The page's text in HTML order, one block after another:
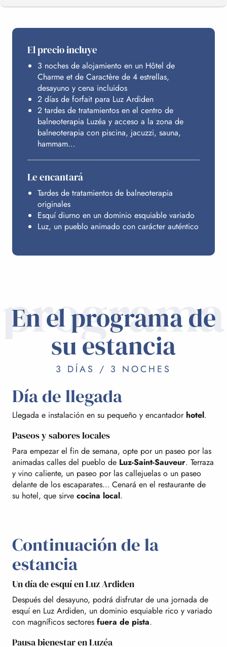
LUZ ARDIDEN
LUZÉA
ALOJAMIENTO
PRESUPUESTO
El precio incluye
3 noches de alojamiento en un Hôtel de
Charme et de Caractère de 4 estrellas,
desayuno y cena incluidos
2 días de forfait para Luz Ardiden
2 tardes de tratamientos en el centro de
balneoterapia Luzéa y acceso a la zona de
balneoterapia con piscina, jacuzzi, sauna,
hammam…
Le encantará
Tardes de tratamientos de balneoterapia
originales
Esquí diurno en un dominio esquiable variado
Luz, un pueblo animado con carácter auténtico
programa
En el programa de
su estancia
3 DÍAS / 3 NOCHES
Día de llegada
Llegada e instalación en su pequeño y encantador hotel.
Paseos y sabores locales
Para empezar el fin de semana, opte por un paseo por las
animadas calles del pueblo de Luz-Saint-Sauveur. Terraza
y vino caliente, un paseo por las callejuelas o un paseo
delante de los escaparates… Cenará en el restaurante de
su hotel, que sirve cocina local.
Continuación de la
estancia
Un día de esquí en Luz Ardiden
Después del desayuno, podrá disfrutar de una jornada de
esquí en Luz Ardiden, un dominio esquiable rico y variado
con magníficos sectores fuera de pista.
Pausa bienestar en Luzéa